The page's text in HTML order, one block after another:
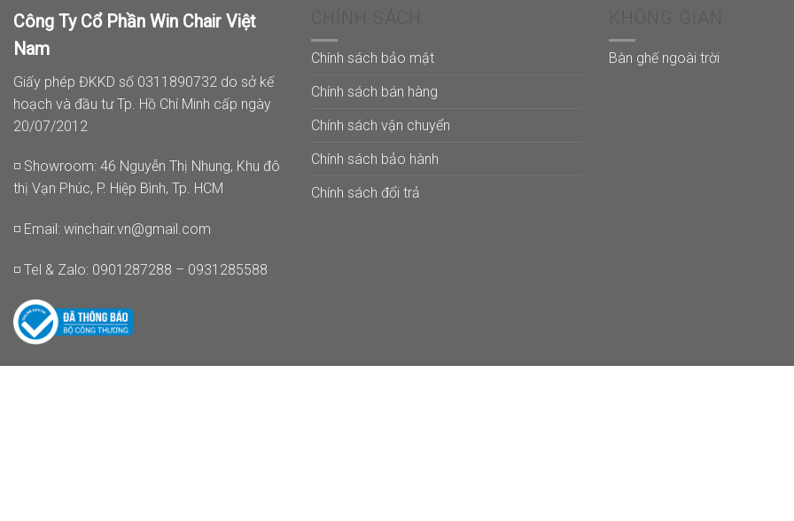
Công Ty Cổ Phần Win Chair Việt
Nam
Giấy phép ĐKKD số 0311890732 do sở kế
hoạch và đầu tư Tp. Hồ Chí Minh cấp ngày
20/07/2012
◽ Showroom: 46 Nguyễn Thị Nhung, Khu đô
thị Vạn Phúc, P. Hiệp Bình, Tp. HCM
◽ Email: winchair.vn@gmail.com
◽ Tel & Zalo: 0901287288 – 0931285588
Chính sách bảo mật
Chính sách bán hàng
Chính sách vận chuyển
Chính sách bảo hành
Chính sách đổi trả
Bàn ghế ngoài trời